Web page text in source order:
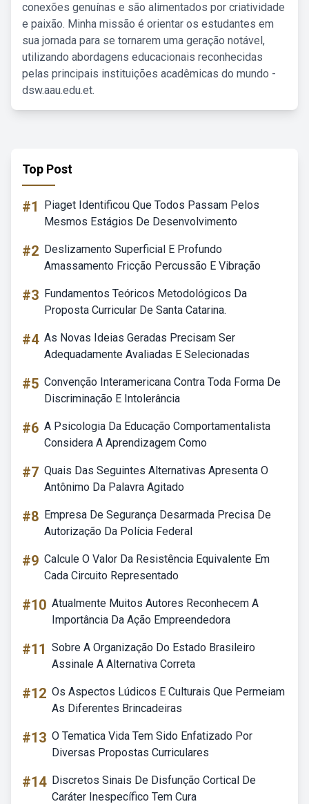
conexões genuínas e são alimentados por criatividade
e paixão. Minha missão é orientar os estudantes em
sua jornada para se tornarem uma geração notável,
utilizando abordagens educacionais reconhecidas
pelas principais instituições acadêmicas do mundo -
dsw.aau.edu.et.
Top Post
#1
Piaget Identificou Que Todos Passam Pelos
Mesmos Estágios De Desenvolvimento
#2 Deslizamento Superficial E Profundo
Amassamento Fricção Percussão E Vibração
#3 Fundamentos Teóricos Metodológicos Da
Proposta Curricular De Santa Catarina.
#4 As Novas Ideias Geradas Precisam Ser
Adequadamente Avaliadas E Selecionadas
#5 Convenção Interamericana Contra Toda Forma De
Discriminação E Intolerância
#6 A Psicologia Da Educação Comportamentalista
Considera A Aprendizagem Como
#7 Quais Das Seguintes Alternativas Apresenta O
Antônimo Da Palavra Agitado
#8 Empresa De Segurança Desarmada Precisa De
Autorização Da Polícia Federal
#9 Calcule O Valor Da Resistência Equivalente Em
Cada Circuito Representado
#10 Atualmente Muitos Autores Reconhecem A
Importância Da Ação Empreendedora
#11 Sobre A Organização Do Estado Brasileiro
Assinale A Alternativa Correta
#12 Os Aspectos Lúdicos E Culturais Que Permeiam
As Diferentes Brincadeiras
#13 O Tematica Vida Tem Sido Enfatizado Por
Diversas Propostas Curriculares
#14 Discretos Sinais De Disfunção Cortical De
Caráter Inespecífico Tem Cura